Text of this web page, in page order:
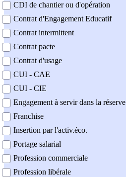
CDI de chantier ou d'opération
Contrat d'Engagement Educatif
Contrat intermittent
Contrat pacte
Contrat d'usage
CUI - CAE
CUI - CIE
Engagement à servir dans la réserve
Franchise
Insertion par l'activ.éco.
Portage salarial
Profession commerciale
Profession libérale